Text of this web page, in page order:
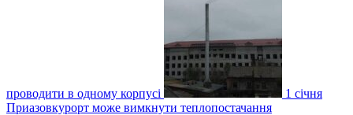
проводити в одному корпусі
1 січня
Приазовкурорт може вимкнути теплопостачання